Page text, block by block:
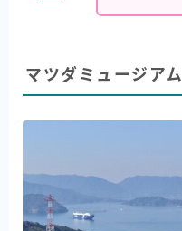
マツダミュージアム